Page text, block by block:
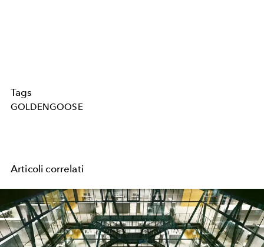
Tags
GOLDENGOOSE
Articoli correlati